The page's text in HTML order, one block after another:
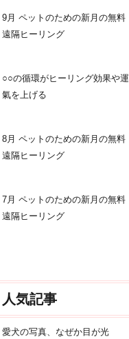
9月 ペットのための新月の無料
遠隔ヒーリング
○○の循環がヒーリング効果や運
氣を上げる
8月 ペットのための新月の無料
遠隔ヒーリング
7月 ペットのための新月の無料
遠隔ヒーリング
人気記事
愛犬の写真、なぜか目が光